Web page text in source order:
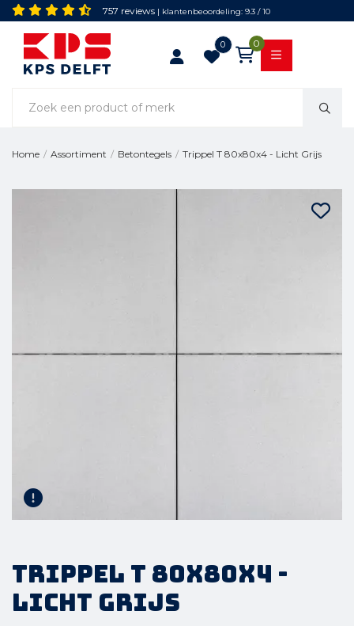
757 reviews | klantenbeoordeling: 9.3 / 10
0 0
Home / Assortiment / Betontegels / Trippel T 80x80x4 - Licht Grijs
Trippel T 80x80x4 -
Licht Grijs